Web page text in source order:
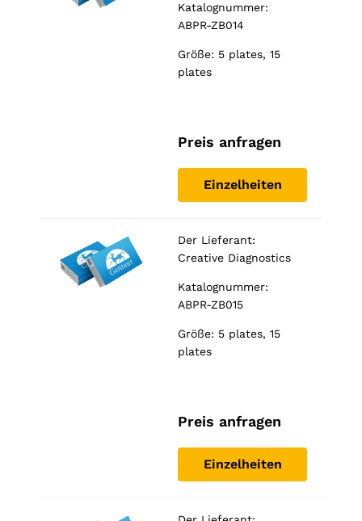
Katalognummer:
ABPR-ZB014
Größe: 5 plates, 15
plates
Preis anfragen
Einzelheiten
Der Lieferant:
Creative Diagnostics
Katalognummer:
ABPR-ZB015
Größe: 5 plates, 15
plates
Preis anfragen
Einzelheiten